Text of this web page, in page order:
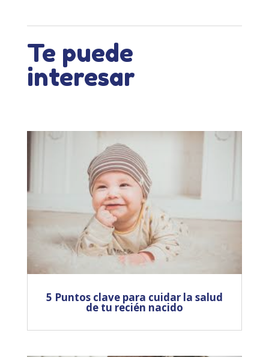
Te puede
interesar
5 Puntos clave para cuidar la salud
de tu recién nacido